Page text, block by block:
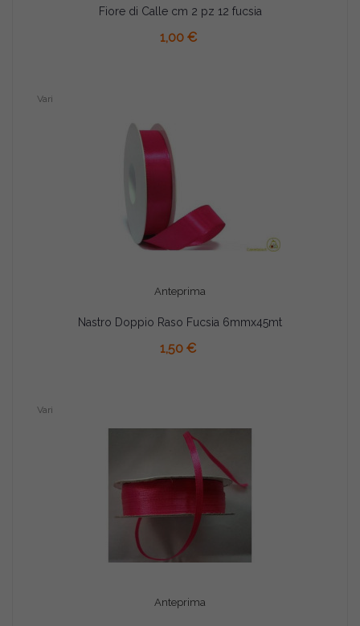
Fiore di Calle cm 2 pz 12 fucsia
1,00 €
Anteprima
Vari
Nastro Doppio Raso Fucsia 6mmx45mt
1,50 €
Anteprima
Vari